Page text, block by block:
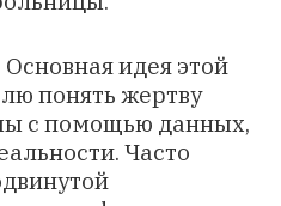
Основная идея этой
понять жертву
с помощью данных,
Часто